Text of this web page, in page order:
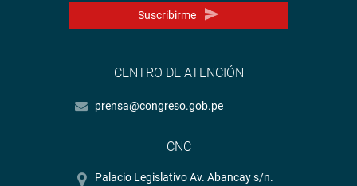
Suscribirme
CENTRO DE ATENCIÓN
prensa@congreso.gob.pe
CNC
Palacio Legislativo Av. Abancay s/n.